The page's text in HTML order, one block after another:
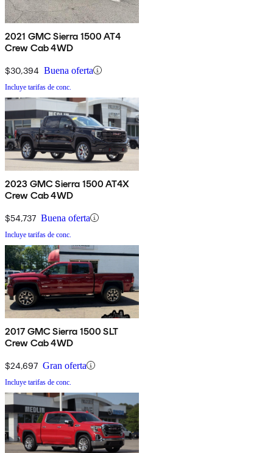
2021 GMC Sierra 1500 AT4
Crew Cab 4WD
$30,394 Buena oferta
Incluye tarifas de conc.
2023 GMC Sierra 1500 AT4X
Crew Cab 4WD
$54,737 Buena oferta
Incluye tarifas de conc.
2017 GMC Sierra 1500 SLT
Crew Cab 4WD
$24,697 Gran oferta
Incluye tarifas de conc.